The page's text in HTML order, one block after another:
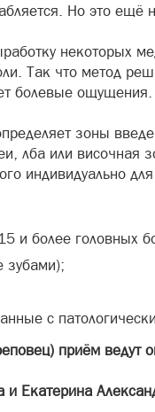
Но это ещё
некоторых
Так что метод
болевые ощущения.
зоны
лба или височная
индивидуально
и более головных
зубами);
с
приём ведут
и Екатерина